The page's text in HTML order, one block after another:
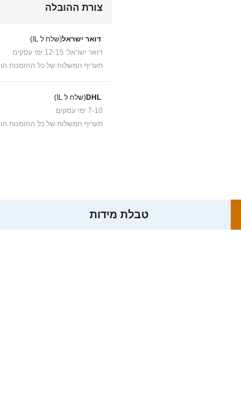
צורת ההובלה
דואר ישראל(שלח ל IL)
דואר ישראל: 12-15 ימי עסקים
תעריף המשלוח של כל ההזמנות
DHL(שלח ל IL)
7-10 ימי עסקים
תעריף המשלוח של כל ההזמנות הוא
טבלת מידות